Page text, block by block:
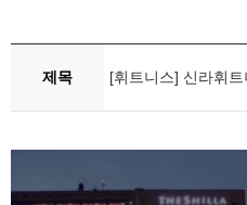
제목 [휘트니스] 신라휘